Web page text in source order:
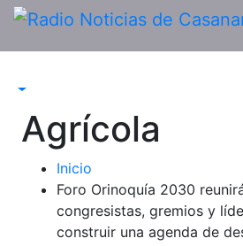
Saltar
contenido
Agrícola
Inicio
Foro Orinoquía 2030
congresistas, gremios y
construir una agenda de